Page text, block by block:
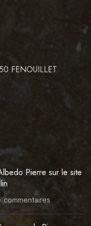
FENOUILLET
Pierre sur le site
commentaires